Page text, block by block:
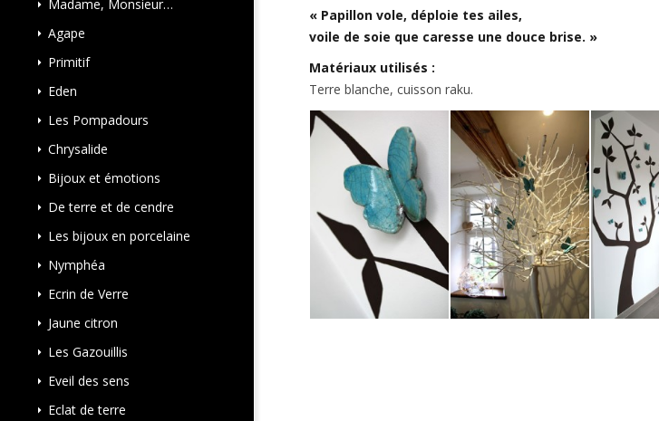
Madame, Monsieur…
Agape
Primitif
Eden
Les Pompadours
Chrysalide
Bijoux et émotions
De terre et de cendre
Les bijoux en porcelaine
Nymphéa
Ecrin de Verre
Jaune citron
Les Gazouillis
Eveil des sens
Eclat de terre
« Papillon vole, déploie tes ailes,
voile de soie que caresse une douce brise. »
Matériaux utilisés :
Terre blanche, cuisson raku.